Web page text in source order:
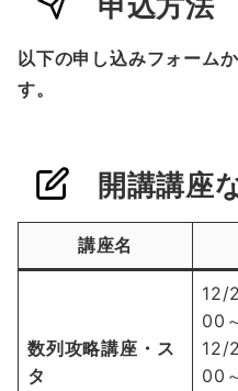
以下の申し込みフォーム
す。
開講講座
講座名
数列攻略講座・ス
タ
12/
00
12/
00